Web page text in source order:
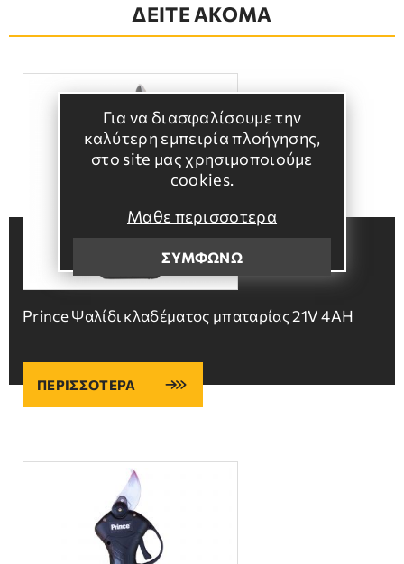
Για να διασφαλίσουμε την
καλύτερη εμπειρία πλοήγησης,
στο site μας χρησιμοποιούμε
cookies.
Μαθε περισσοτερα
ΣΥΜΦΩΝΩ
ΔΕΙΤΕ ΑΚΟΜΑ
Prince Ψαλίδι κλαδέματος μπαταρίας 21V 4ΑΗ
ΠΕΡΙΣΣΟΤΕΡΑ